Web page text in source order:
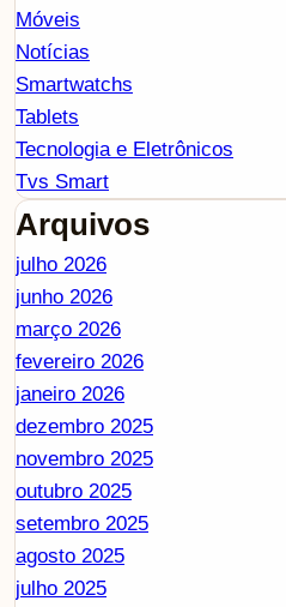
Móveis
Notícias
Smartwatchs
Tablets
Tecnologia e Eletrônicos
Tvs Smart
Arquivos
julho 2026
junho 2026
março 2026
fevereiro 2026
janeiro 2026
dezembro 2025
novembro 2025
outubro 2025
setembro 2025
agosto 2025
julho 2025